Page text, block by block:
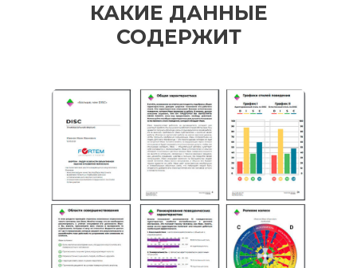
КАКИЕ ДАННЫЕ
СОДЕРЖИТ